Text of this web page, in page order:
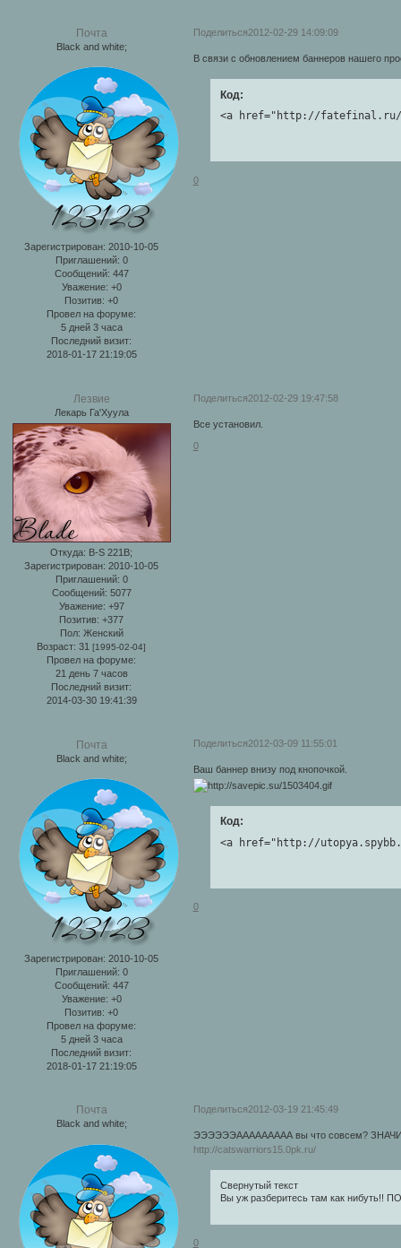
Поделиться2012-02-29 14:09:09
Почта
Black and white;
Зарегистрирован: 2010-10-05
Приглашений: 0
Сообщений: 447
Уважение: +0
Позитив: +0
Провел на форуме:
5 дней 3 часа
Последний визит:
2018-01-17 21:19:05
В связи с обновлением баннеров нашего
Код:
<a href="http://fatefinal.ru/
0
Поделиться2012-02-29 19:47:58
Лезвие
Лекарь Га'Хуула
Откуда: B-S 221B;
Зарегистрирован: 2010-10-05
Приглашений: 0
Сообщений: 5077
Уважение: +97
Позитив: +377
Пол: Женский
Возраст: 31[1995-02-04]
Провел на форуме:
21 день 7 часов
Последний визит:
2014-03-30 19:41:39
Все установил.
0
Поделиться2012-03-09 11:55:01
Почта
Black and white;
Зарегистрирован: 2010-10-05
Приглашений: 0
Сообщений: 447
Уважение: +0
Позитив: +0
Провел на форуме:
5 дней 3 часа
Последний визит:
2018-01-17 21:19:05
Ваш баннер внизу под кнопочкой.
Код:
<a href="http://
0
Поделиться2012-03-19 21:45:49
Почта
Black and white;
ЭЭЭЭЭЭААААААААА вы что совсем? ЗНАЧИТ
http://catswarriors15.0pk.ru/
Свернутый текст
Вы уж разберитесь там как нибуть!!
0